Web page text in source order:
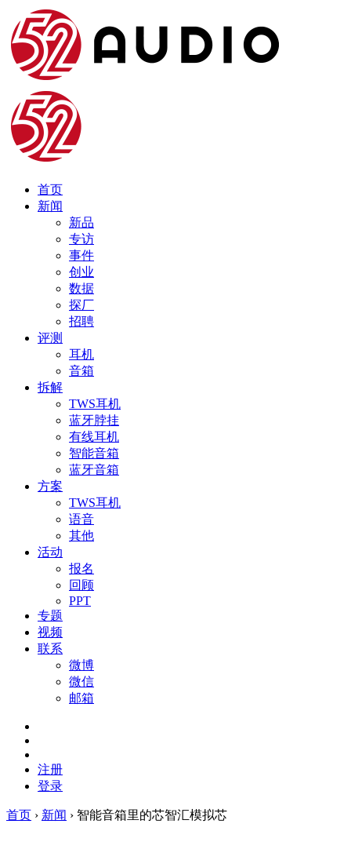
首页
新闻
新品
专访
事件
创业
数据
探厂
招聘
评测
耳机
音箱
拆解
TWS耳机
蓝牙脖挂
有线耳机
智能音箱
蓝牙音箱
方案
TWS耳机
语音
其他
活动
报名
回顾
PPT
专题
视频
联系
微博
微信
邮箱
注册
登录
首页 › 新闻 › 智能音箱里的芯智汇模拟芯